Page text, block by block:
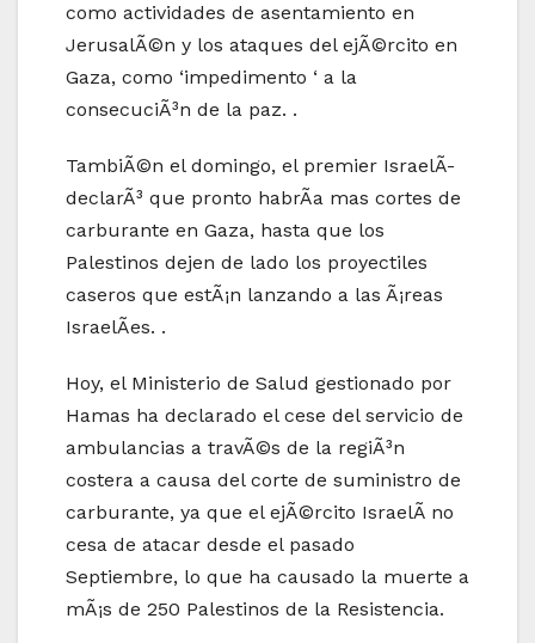
como actividades de asentamiento en
JerusalÃ©n y los ataques del ejÃ©rcito en
Gaza, como ‘impedimento ‘ a la
consecuciÃ³n de la paz. .
TambiÃ©n el domingo, el premier IsraelÃ­
declarÃ³ que pronto habrÃ­a mas cortes de
carburante en Gaza, hasta que los
Palestinos dejen de lado los proyectiles
caseros que estÃ¡n lanzando a las Ã¡reas
IsraelÃ­es. .
Hoy, el Ministerio de Salud gestionado por
Hamas ha declarado el cese del servicio de
ambulancias a travÃ©s de la regiÃ³n
costera a causa del corte de suministro de
carburante, ya que el ejÃ©rcito IsraelÃ­ no
cesa de atacar desde el pasado
Septiembre, lo que ha causado la muerte a
mÃ¡s de 250 Palestinos de la Resistencia.